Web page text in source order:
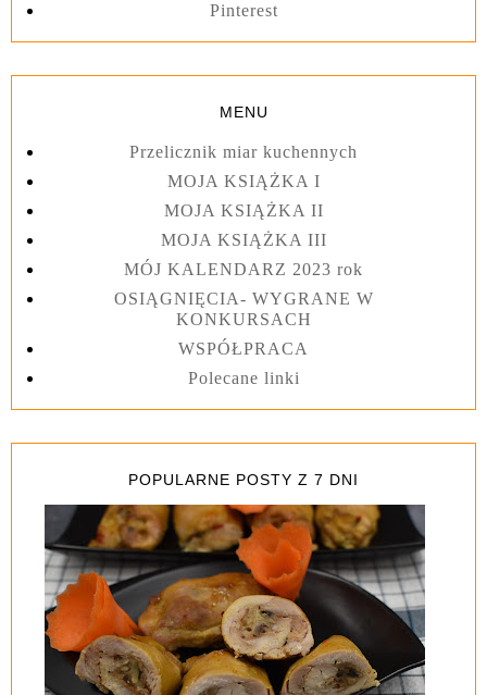
Pinterest
MENU
Przelicznik miar kuchennych
MOJA KSIĄŻKA I
MOJA KSIĄŻKA II
MOJA KSIĄŻKA III
MÓJ KALENDARZ 2023 rok
OSIĄGNIĘCIA- WYGRANE W
KONKURSACH
WSPÓŁPRACA
Polecane linki
POPULARNE POSTY Z 7 DNI